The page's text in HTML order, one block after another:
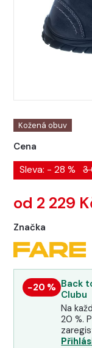
Kožená obuv
Cena
Sleva: - 28 % 3
od 2 229
Značka
−20 % Back
Clubu
Na
20 %.